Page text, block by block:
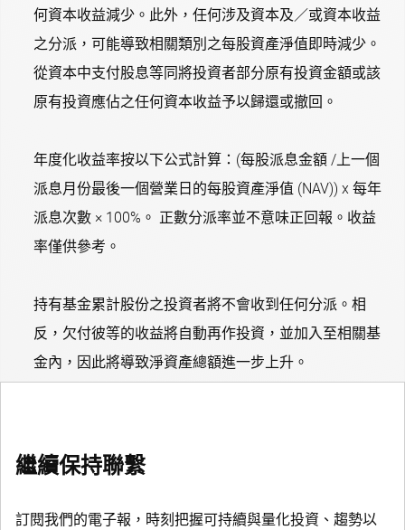
何資本收益減少。此外，任何涉及資本及／或資本收益
之分派，可能導致相關類別之每股資產淨值即時減少。
從資本中支付股息等同將投資者部分原有投資金額或該
原有投資應佔之任何資本收益予以歸還或撤回。
年度化收益率按以下公式計算：(每股派息金額 /上一個
派息月份最後一個營業日的每股資產淨值 (NAV)) x 每年
派息次數 × 100%。 正數分派率並不意味正回報。收益
率僅供參考。
持有基金累計股份之投資者將不會收到任何分派。相
反，欠付彼等的收益將自動再作投資，並加入至相關基
金內，因此將導致淨資產總額進一步上升。
繼續保持聯繫
訂閱我們的電子報，時刻把握可持續與量化投資、趨勢以